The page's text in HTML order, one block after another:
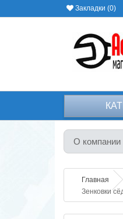
Закладки (0)
О компании
Главная
Зенковки